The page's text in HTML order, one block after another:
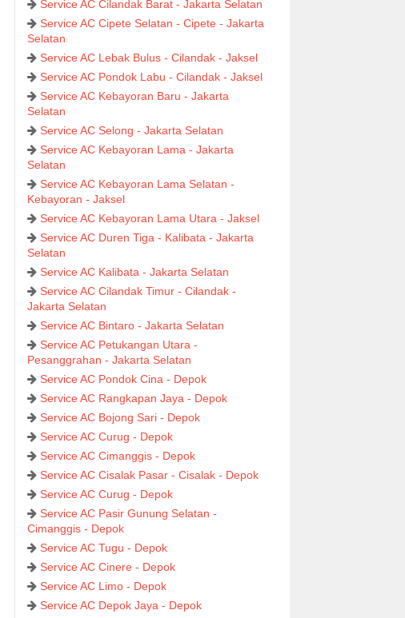
Service AC Cilandak Barat - Jakarta Selatan
Service AC Cipete Selatan - Cipete - Jakarta
Selatan
Service AC Lebak Bulus - Cilandak - Jaksel
Service AC Pondok Labu - Cilandak - Jaksel
Service AC Kebayoran Baru - Jakarta
Selatan
Service AC Selong - Jakarta Selatan
Service AC Kebayoran Lama - Jakarta
Selatan
Service AC Kebayoran Lama Selatan -
Kebayoran - Jaksel
Service AC Kebayoran Lama Utara - Jaksel
Service AC Duren Tiga - Kalibata - Jakarta
Selatan
Service AC Kalibata - Jakarta Selatan
Service AC Cilandak Timur - Cilandak -
Jakarta Selatan
Service AC Bintaro - Jakarta Selatan
Service AC Petukangan Utara -
Pesanggrahan - Jakarta Selatan
Service AC Pondok Cina - Depok
Service AC Rangkapan Jaya - Depok
Service AC Bojong Sari - Depok
Service AC Curug - Depok
Service AC Cimanggis - Depok
Service AC Cisalak Pasar - Cisalak - Depok
Service AC Curug - Depok
Service AC Pasir Gunung Selatan -
Cimanggis - Depok
Service AC Tugu - Depok
Service AC Cinere - Depok
Service AC Limo - Depok
Service AC Depok Jaya - Depok